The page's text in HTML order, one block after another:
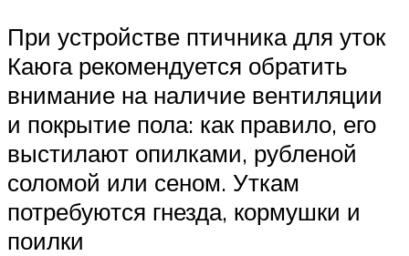
При устройстве птичника для уток
Каюга рекомендуется обратить
внимание на наличие вентиляции
и покрытие пола: как правило, его
выстилают опилками, рубленой
соломой или сеном. Уткам
потребуются гнезда, кормушки и
поилки